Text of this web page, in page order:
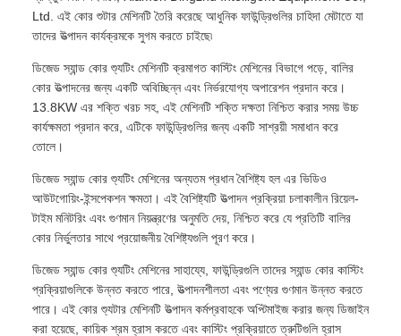
Ltd. এই কোর শুটার মেশিনটি তৈরি করেছে আধুনিক ফাউন্ড্রিগুলির চাহিদা মেটাতে যা
তাদের উত্পাদন কার্যক্রমকে সুগম করতে চাইছে৷
ডিজেড স্যান্ড কোর শ্যুটিং মেশিনটি ক্রমাগত কাস্টিং মেশিনের বিভাগে পড়ে, বালির
কোর উত্পাদনের জন্য একটি অবিচ্ছিন্ন এবং নির্ভরযোগ্য অপারেশন প্রদান করে।
13.8KW এর শক্তি খরচ সহ, এই মেশিনটি শক্তি দক্ষতা নিশ্চিত করার সময় উচ্চ
কার্যক্ষমতা প্রদান করে, এটিকে ফাউন্ড্রিগুলির জন্য একটি সাশ্রয়ী সমাধান করে
তোলে।
ডিজেড স্যান্ড কোর শ্যুটিং মেশিনের অন্যতম প্রধান বৈশিষ্ট্য হল এর ভিডিও
আউটগোয়িং-ইন্সপেকশন ক্ষমতা। এই বৈশিষ্ট্যটি উত্পাদন প্রক্রিয়া চলাকালীন রিয়েল-
টাইম মনিটরিং এবং গুণমান নিয়ন্ত্রণের অনুমতি দেয়, নিশ্চিত করে যে প্রতিটি বালির
কোর নির্ভুলতার সাথে প্রয়োজনীয় বৈশিষ্ট্যগুলি পূরণ করে।
ডিজেড স্যান্ড কোর শ্যুটিং মেশিনের সাহায্যে, ফাউন্ড্রিগুলি তাদের স্যান্ড কোর কাস্টিং
প্রক্রিয়াগুলিকে উন্নত করতে পারে, উত্পাদনশীলতা এবং পণ্যের গুণমান উন্নত করতে
পারে। এই কোর শ্যুটার মেশিনটি উত্পাদন কর্মপ্রবাহকে অপ্টিমাইজ করার জন্য ডিজাইন
করা হয়েছে, কায়িক শ্রম হ্রাস করতে এবং কাস্টিং প্রক্রিয়াতে ত্রুটিগুলি হ্রাস